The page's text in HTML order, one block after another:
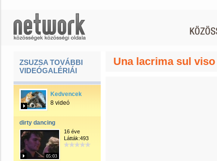
ZSUZSA TOVÁBBI
VIDEÓGALÉRIÁI
Kedvencek
8 videó
dirty dancing
05:03
16 éve
Látták:493
Una lacrima sul viso